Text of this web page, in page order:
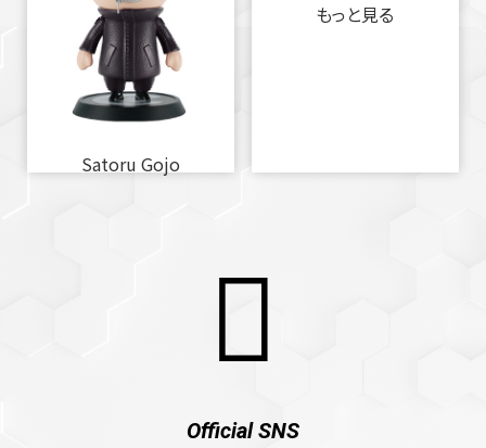
Satoru Gojo
もっと見る
Official SNS